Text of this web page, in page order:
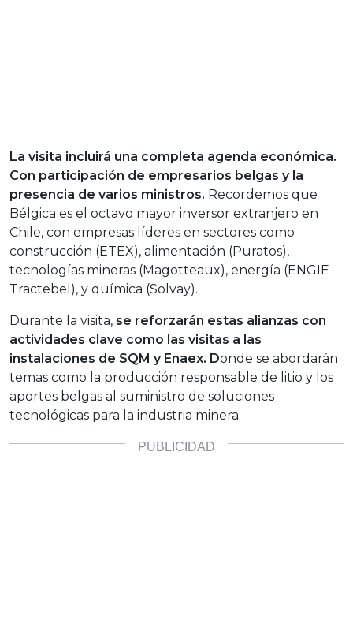
La visita incluirá una completa agenda económica.
Con participación de empresarios belgas y la
presencia de varios ministros. Recordemos que
Bélgica es el octavo mayor inversor extranjero en
Chile, con empresas líderes en sectores como
construcción (ETEX), alimentación (Puratos),
tecnologías mineras (Magotteaux), energía (ENGIE
Tractebel), y química (Solvay).
Durante la visita, se reforzarán estas alianzas con
actividades clave como las visitas a las
instalaciones de SQM y Enaex. Donde se abordarán
temas como la producción responsable de litio y los
aportes belgas al suministro de soluciones
tecnológicas para la industria minera.